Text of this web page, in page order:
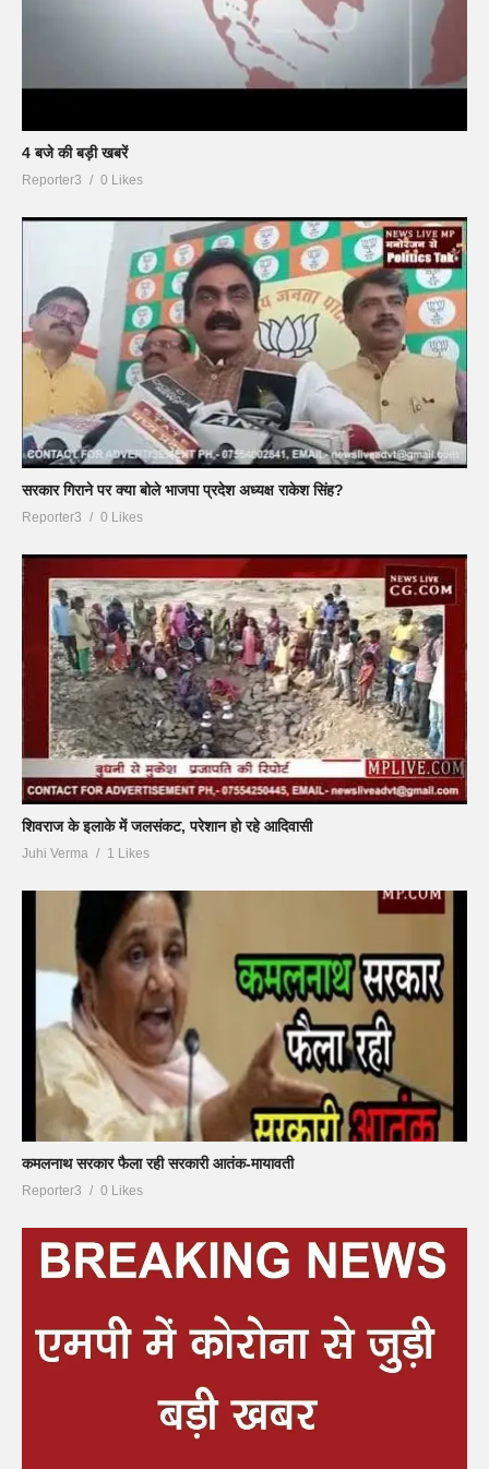
4 बजे की बड़ी खबरें
Reporter3 0 Likes
सरकार गिराने पर क्या बोले भाजपा प्रदेश अध्यक्ष राकेश सिंह?
Reporter3 0 Likes
शिवराज के इलाके में जलसंकट, परेशान हो रहे आदिवासी
Juhi Verma 1 Likes
कमलनाथ सरकार फैला रही सरकारी आतंक-मायावती
Reporter3 0 Likes